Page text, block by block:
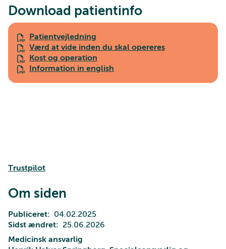
Download patientinfo
Patientvejledning
Værd at vide inden du skal opereres
Kost og operation
Information in english
Trustpilot
Om siden
Publiceret
04.02.2025
Sidst ændret
25.06.2026
Medicinsk ansvarlig